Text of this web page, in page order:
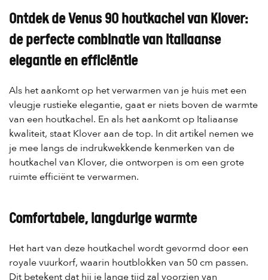
Ontdek de Venus 90 houtkachel van Klover:
de perfecte combinatie van Italiaanse
elegantie en efficiëntie
Als het aankomt op het verwarmen van je huis met een
vleugje rustieke elegantie, gaat er niets boven de warmte
van een houtkachel. En als het aankomt op Italiaanse
kwaliteit, staat Klover aan de top. In dit artikel nemen we
je mee langs de indrukwekkende kenmerken van de
houtkachel van Klover, die ontworpen is om een grote
ruimte efficiënt te verwarmen.
Comfortabele, langdurige warmte
Het hart van deze houtkachel wordt gevormd door een
royale vuurkorf, waarin houtblokken van 50 cm passen.
Dit betekent dat hij je lange tijd zal voorzien van